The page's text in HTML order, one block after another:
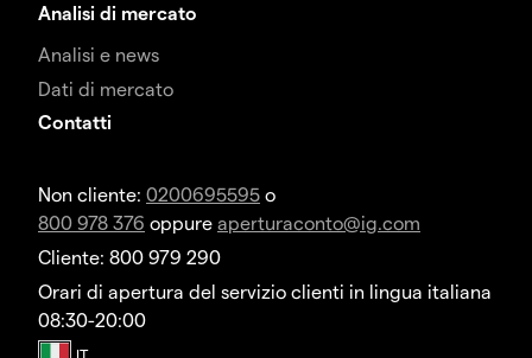
Analisi di mercato
Analisi e news
Dati di mercato
Contatti
Non cliente: 0200695595 o
800 978 376 oppure aperturaconto@ig.com
Cliente: 800 979 290
Orari di apertura del servizio clienti in lingua italiana
08:30-20:00